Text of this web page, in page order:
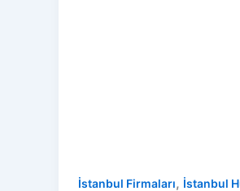
İstanbul Firmaları, İstanbul